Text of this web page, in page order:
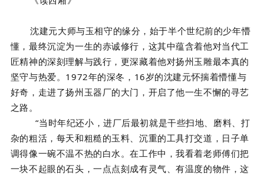
沈建元大师与玉相守的缘分，始于半个世纪前的少年懵
懂，最终沉淀为一生的赤诚修行，这其中蕴含着他对当代工
匠精神的深刻理解与践行，更深藏着他对扬州玉雕最本真的
坚守与热爱。1972年的深冬，16岁的沈建元怀揣着懵懂与
好奇，走进了扬州玉器厂的大门，开启了他一生不懈的寻艺
之路。
“当时年纪还小，进厂后最初就是干些扫地、磨料、打
杂的粗活，每天和粗糙的玉料、沉重的工具打交道，日子单
调得像一碗不温不热的白水。在工作中，我看着老师傅们把
一块不起眼的石头，一点点刻成有灵气、有温度的物件，这